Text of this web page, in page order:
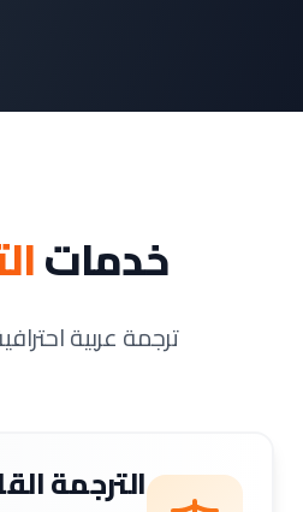
خدمات
ترجمة عربية
الترجمة